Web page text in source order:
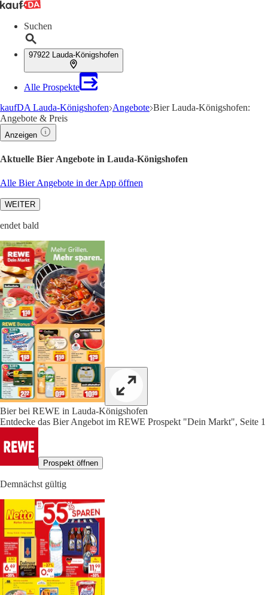
Suchen
97922 Lauda-Königshofen
Alle Prospekte
kaufDA Lauda-Königshofen Angebote Bier Lauda-Königshofen:
Angebote & Preis
Anzeigen
Aktuelle Bier Angebote in Lauda-Königshofen
Alle Bier Angebote in der App öffnen
WEITER
endet bald
Bier bei REWE in Lauda-Königshofen
Entdecke das Bier Angebot im REWE Prospekt "Dein Markt", Seite 1
Prospekt öffnen
Demnächst gültig